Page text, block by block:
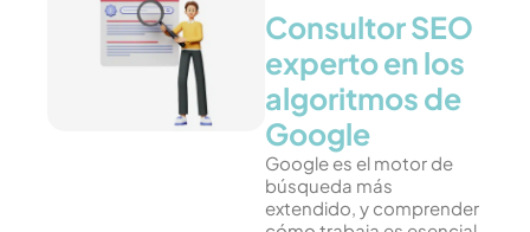
Consultor SEO
experto en los
algoritmos de
Google
Google es el motor de
búsqueda más
extendido, y comprender